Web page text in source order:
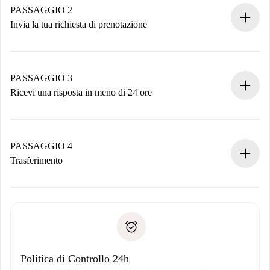
Hai tutte le informazioni necessarie in anticipo.
PASSAGGIO 2
Invia la tua richiesta di prenotazione
non accetta.
PASSAGGIO 3
Ricevi una risposta in meno di 24 ore
contatto con il proprietario.
Se rifiutata: non ti addebiteremo nulla e ti proporremo
Domiciliazione del pagamento
PASSAGGIO 4
Trasferimento
solo se non segnali problemi.
Politica di Controllo 24h